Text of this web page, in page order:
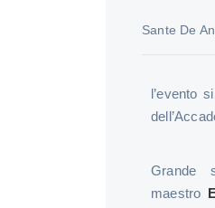
Sante De
l’evento
Grande
maestro